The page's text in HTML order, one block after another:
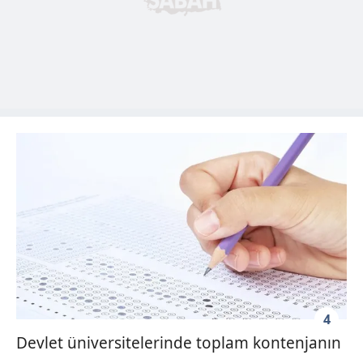
4
Devlet üniversitelerinde toplam kontenjanın